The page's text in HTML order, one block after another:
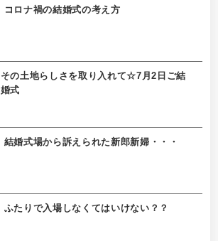
コロナ禍の結婚式の考え方
その土地らしさを取り入れて☆7月2日ご結
婚式
結婚式場から訴えられた新郎新婦・・・
ふたりで入場しなくてはいけない？？